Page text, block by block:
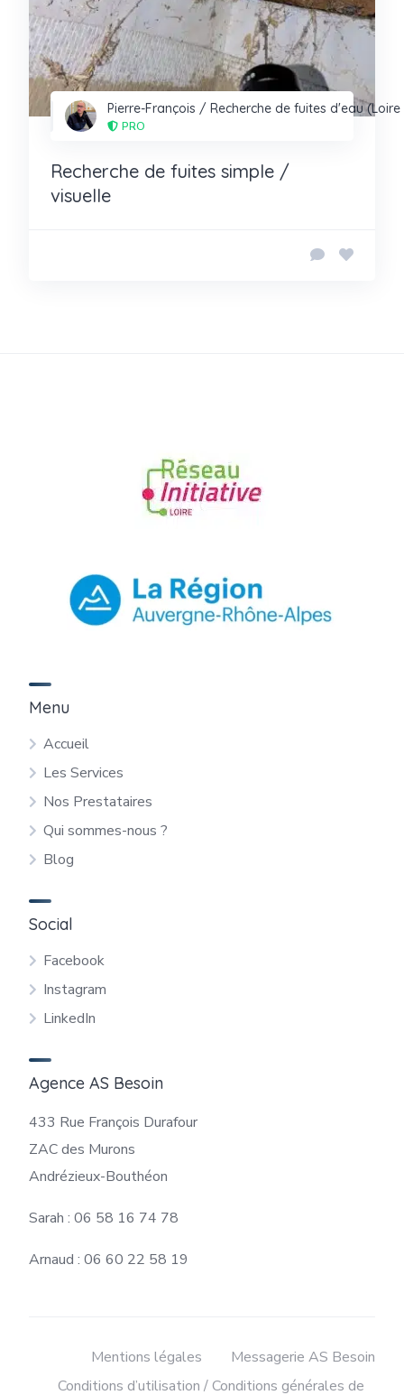
Pierre-François / Recherche de fuites d'eau (Loire
PRO
Recherche de fuites simple /
visuelle
Menu
Accueil
Les Services
Nos Prestataires
Qui sommes-nous ?
Blog
Social
Facebook
Instagram
LinkedIn
Agence AS Besoin
433 Rue François Durafour
ZAC des Murons
Andrézieux-Bouthéon
Sarah : 06 58 16 74 78
Arnaud : 06 60 22 58 19
Mentions légales
Messagerie AS Besoin
Conditions d’utilisation / Conditions générales de